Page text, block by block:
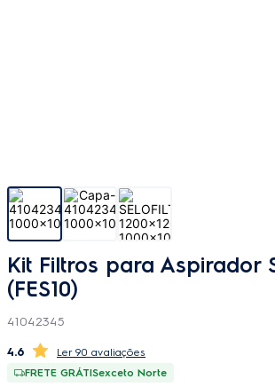
Kit Filtros para Aspirador
(FES10)
41042345
4.6
90 avaliações
FRETE GRÁTISexceto Norte